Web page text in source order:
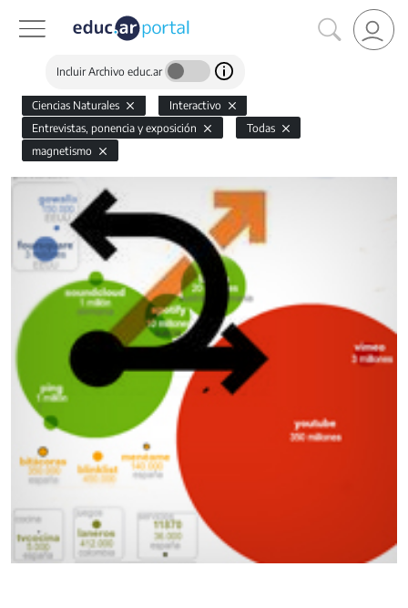
Incluir Archivo educ.ar
Ciencias Naturales
Interactivo
Entrevistas, ponencia y exposición
Todas
magnetismo